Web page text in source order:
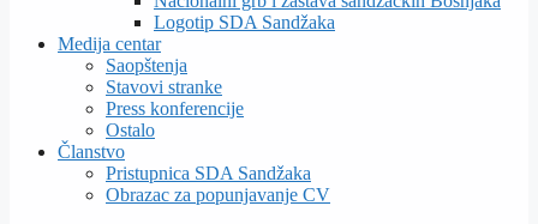
Logotip SDA Sandžaka
Medija centar
Saopštenja
Stavovi stranke
Press konferencije
Ostalo
Članstvo
Pristupnica SDA Sandžaka
Obrazac za popunjavanje CV